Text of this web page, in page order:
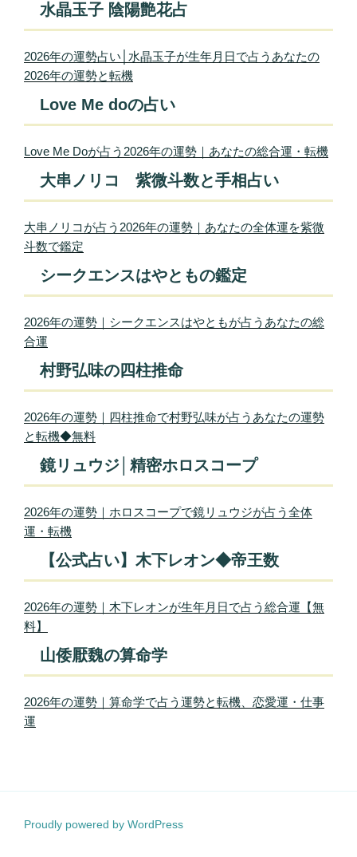
水晶玉子 陰陽艶花占
2026年の運勢占い│水晶玉子が生年月日で占うあなたの
2026年の運勢と転機
Love Me doの占い
Love Me Doが占う2026年の運勢｜あなたの総合運・転機
大串ノリコ 紫微斗数と手相占い
大串ノリコが占う2026年の運勢｜あなたの全体運を紫微
斗数で鑑定
シークエンスはやともの鑑定
2026年の運勢｜シークエンスはやともが占うあなたの総
合運
村野弘味の四柱推命
2026年の運勢｜四柱推命で村野弘味が占うあなたの運勢
と転機◆無料
鏡リュウジ│精密ホロスコープ
2026年の運勢｜ホロスコープで鏡リュウジが占う全体
運・転機
【公式占い】木下レオン◆帝王数
2026年の運勢｜木下レオンが生年月日で占う総合運【無
料】
山倭厭魏の算命学
2026年の運勢｜算命学で占う運勢と転機、恋愛運・仕事
運
Proudly powered by WordPress